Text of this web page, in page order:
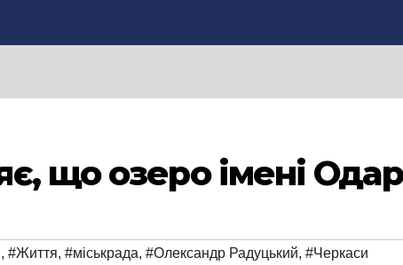
що озеро імені
, #Життя, #міськрада, #Олександр Радуцький, #Черкаси